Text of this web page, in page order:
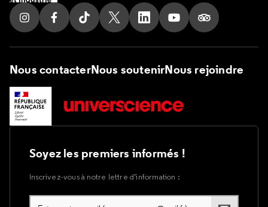
Suivez nous sur Instagram
Suivez nous sur Facebook
Suivez nous sur Tik Tok
Suivez nous sur X
Suivez nous sur LinkedIn
Suivez nous sur
Suivez nous
Nous contacterNous soutenirNous rejoindre
Soyez les premiers informés !
Inscrivez-vous à notre lettre d’information :